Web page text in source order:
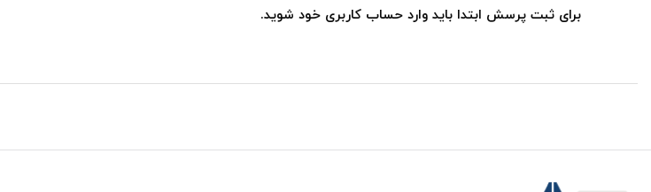
برای ثبت پرسش ابتدا باید وارد حساب کاربری خود شوید.